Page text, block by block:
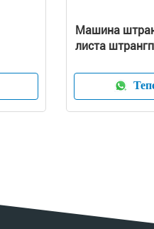
Машина
листа
пластичная